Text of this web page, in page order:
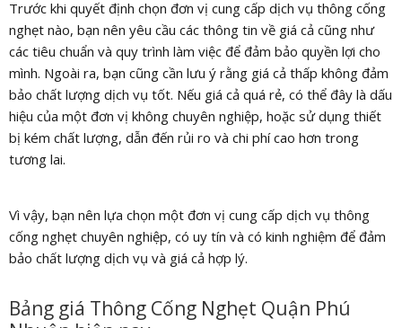
Trước khi quyết định chọn đơn vị cung cấp dịch vụ thông cống
nghẹt nào, bạn nên yêu cầu các thông tin về giá cả cũng như
các tiêu chuẩn và quy trình làm việc để đảm bảo quyền lợi cho
mình. Ngoài ra, bạn cũng cần lưu ý rằng giá cả thấp không đảm
bảo chất lượng dịch vụ tốt. Nếu giá cả quá rẻ, có thể đây là dấu
hiệu của một đơn vị không chuyên nghiệp, hoặc sử dụng thiết
bị kém chất lượng, dẫn đến rủi ro và chi phí cao hơn trong
tương lai.
Vì vậy, bạn nên lựa chọn một đơn vị cung cấp dịch vụ thông
cống nghẹt chuyên nghiệp, có uy tín và có kinh nghiệm để đảm
bảo chất lượng dịch vụ và giá cả hợp lý.
Bảng giá Thông Cống Nghẹt Quận Phú